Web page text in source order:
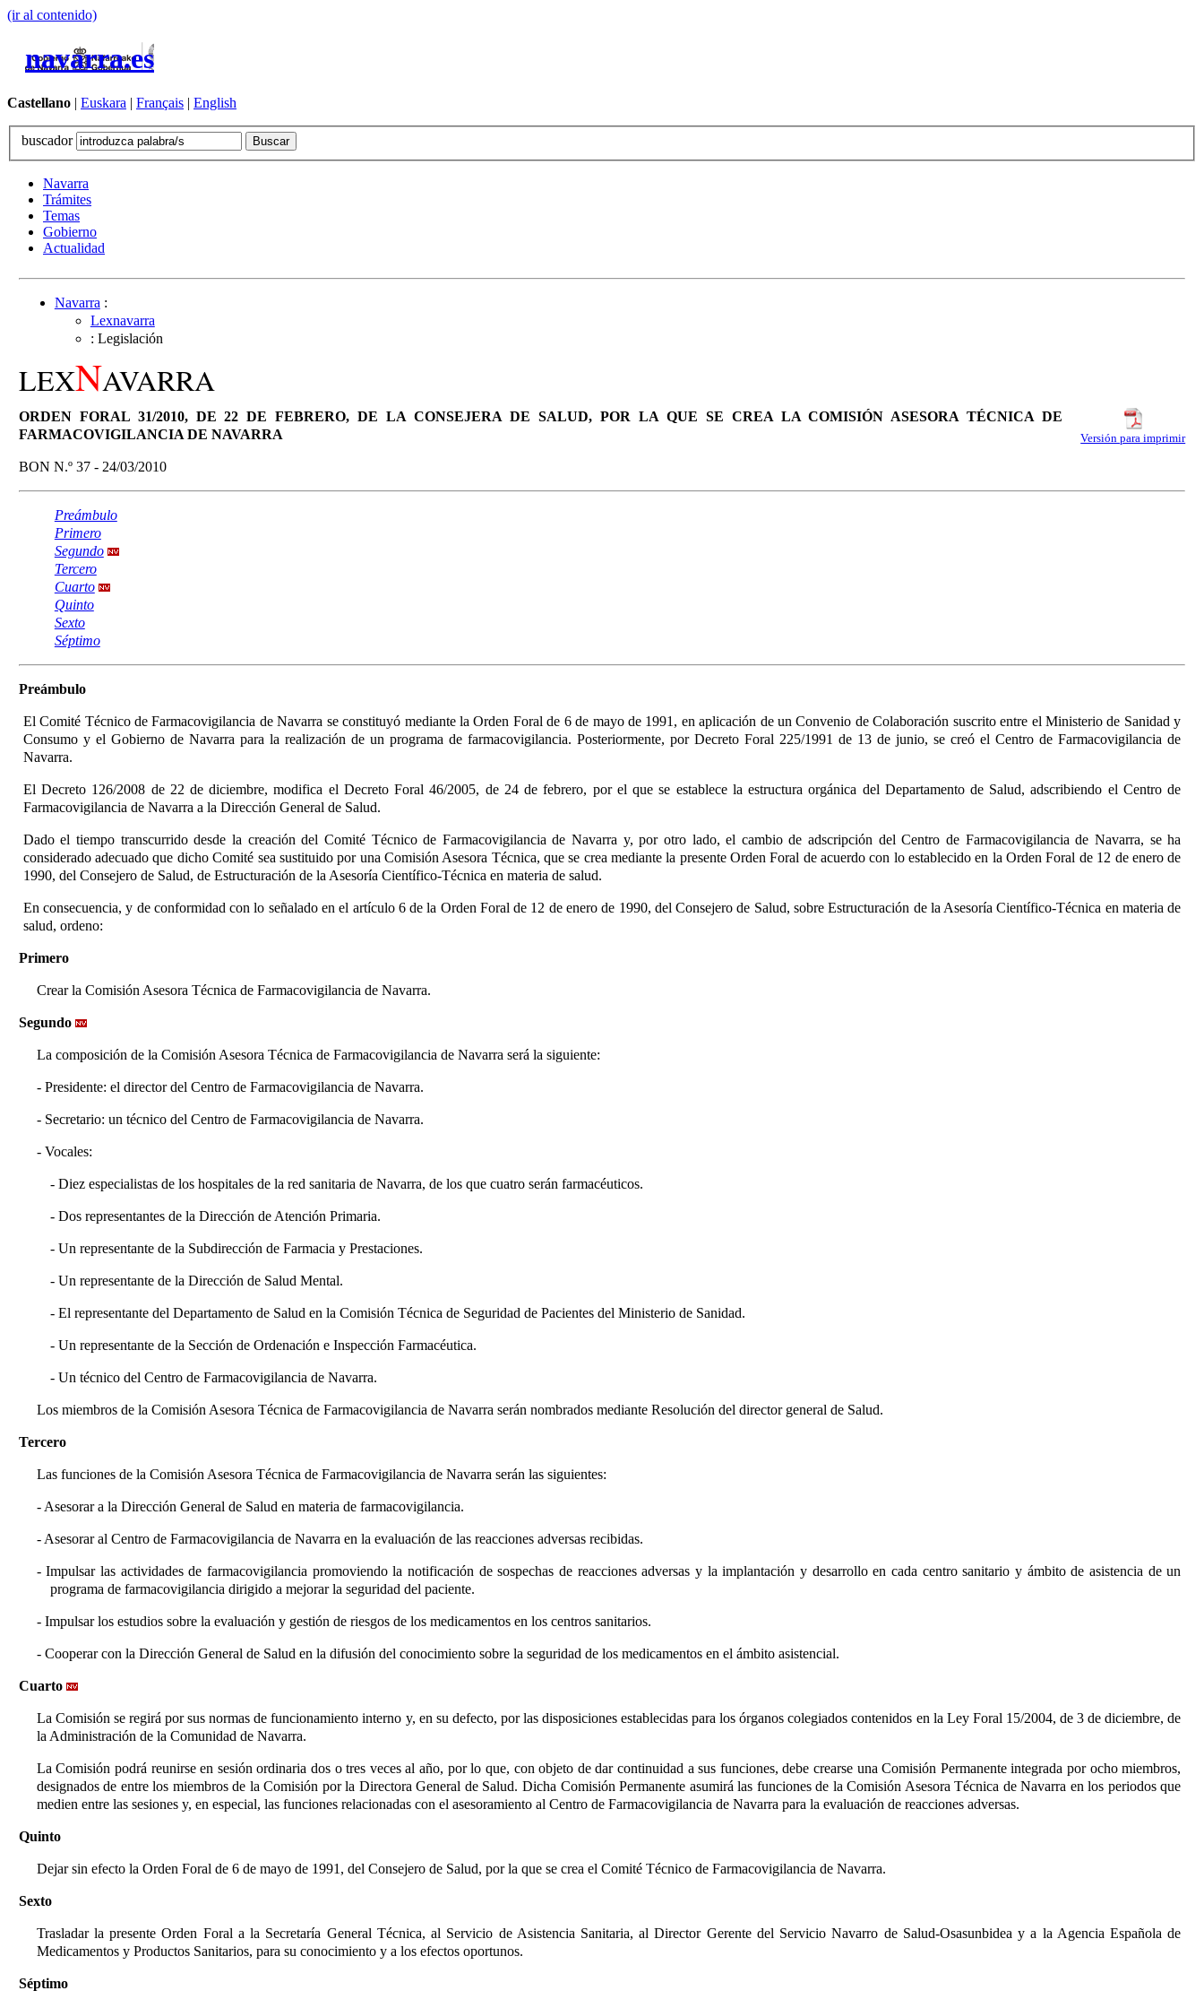
(ir al contenido)
navarra.es
Castellano | Euskara | Français | English
buscador
Navarra
Trámites
Temas
Gobierno
Actualidad
Navarra:
Lexnavarra
: Legislación
LEXNAVARRA
Versión para imprimir
ORDEN FORAL 31/2010, DE 22 DE FEBRERO, DE LA CONSEJERA DE SALUD, POR LA QUE SE CREA LA COMISIÓN ASESORA TÉCNICA DE
FARMACOVIGILANCIA DE NAVARRA
BON N.º 37 - 24/03/2010
Preámbulo
Primero
Segundo
Tercero
Cuarto
Quinto
Sexto
Séptimo
Preámbulo
El Comité Técnico de Farmacovigilancia de Navarra se constituyó mediante la Orden Foral de 6 de mayo de 1991, en aplicación de un Convenio de Colaboración suscrito entre el Ministerio de Sanidad y
Consumo y el Gobierno de Navarra para la realización de un programa de farmacovigilancia. Posteriormente, por Decreto Foral 225/1991 de 13 de junio, se creó el Centro de Farmacovigilancia de
Navarra.
El Decreto 126/2008 de 22 de diciembre, modifica el Decreto Foral 46/2005, de 24 de febrero, por el que se establece la estructura orgánica del Departamento de Salud, adscribiendo el Centro de
Farmacovigilancia de Navarra a la Dirección General de Salud.
Dado el tiempo transcurrido desde la creación del Comité Técnico de Farmacovigilancia de Navarra y, por otro lado, el cambio de adscripción del Centro de Farmacovigilancia de Navarra, se ha
considerado adecuado que dicho Comité sea sustituido por una Comisión Asesora Técnica, que se crea mediante la presente Orden Foral de acuerdo con lo establecido en la Orden Foral de 12 de enero de
1990, del Consejero de Salud, de Estructuración de la Asesoría Científico-Técnica en materia de salud.
En consecuencia, y de conformidad con lo señalado en el artículo 6 de la Orden Foral de 12 de enero de 1990, del Consejero de Salud, sobre Estructuración de la Asesoría Científico-Técnica en materia de
salud, ordeno:
Primero
Crear la Comisión Asesora Técnica de Farmacovigilancia de Navarra.
Segundo
La composición de la Comisión Asesora Técnica de Farmacovigilancia de Navarra será la siguiente:
- Presidente: el director del Centro de Farmacovigilancia de Navarra.
- Secretario: un técnico del Centro de Farmacovigilancia de Navarra.
- Vocales:
- Diez especialistas de los hospitales de la red sanitaria de Navarra, de los que cuatro serán farmacéuticos.
- Dos representantes de la Dirección de Atención Primaria.
- Un representante de la Subdirección de Farmacia y Prestaciones.
- Un representante de la Dirección de Salud Mental.
- El representante del Departamento de Salud en la Comisión Técnica de Seguridad de Pacientes del Ministerio de Sanidad.
- Un representante de la Sección de Ordenación e Inspección Farmacéutica.
- Un técnico del Centro de Farmacovigilancia de Navarra.
Los miembros de la Comisión Asesora Técnica de Farmacovigilancia de Navarra serán nombrados mediante Resolución del director general de Salud.
Tercero
Las funciones de la Comisión Asesora Técnica de Farmacovigilancia de Navarra serán las siguientes:
- Asesorar a la Dirección General de Salud en materia de farmacovigilancia.
- Asesorar al Centro de Farmacovigilancia de Navarra en la evaluación de las reacciones adversas recibidas.
- Impulsar las actividades de farmacovigilancia promoviendo la notificación de sospechas de reacciones adversas y la implantación y desarrollo en cada centro sanitario y ámbito de asistencia de un
programa de farmacovigilancia dirigido a mejorar la seguridad del paciente.
- Impulsar los estudios sobre la evaluación y gestión de riesgos de los medicamentos en los centros sanitarios.
- Cooperar con la Dirección General de Salud en la difusión del conocimiento sobre la seguridad de los medicamentos en el ámbito asistencial.
Cuarto
La Comisión se regirá por sus normas de funcionamiento interno y, en su defecto, por las disposiciones establecidas para los órganos colegiados contenidos en la Ley Foral 15/2004, de 3 de diciembre, de
la Administración de la Comunidad de Navarra.
La Comisión podrá reunirse en sesión ordinaria dos o tres veces al año, por lo que, con objeto de dar continuidad a sus funciones, debe crearse una Comisión Permanente integrada por ocho miembros,
designados de entre los miembros de la Comisión por la Directora General de Salud. Dicha Comisión Permanente asumirá las funciones de la Comisión Asesora Técnica de Navarra en los periodos que
medien entre las sesiones y, en especial, las funciones relacionadas con el asesoramiento al Centro de Farmacovigilancia de Navarra para la evaluación de reacciones adversas.
Quinto
Dejar sin efecto la Orden Foral de 6 de mayo de 1991, del Consejero de Salud, por la que se crea el Comité Técnico de Farmacovigilancia de Navarra.
Sexto
Trasladar la presente Orden Foral a la Secretaría General Técnica, al Servicio de Asistencia Sanitaria, al Director Gerente del Servicio Navarro de Salud-Osasunbidea y a la Agencia Española de
Medicamentos y Productos Sanitarios, para su conocimiento y a los efectos oportunos.
Séptimo